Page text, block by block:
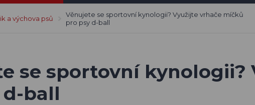
a výchova psů
Věnujete se sportovní kynologii? Využijte vrhače míčků
pro psy d-ball
se sportovní kynologii?
d-ball